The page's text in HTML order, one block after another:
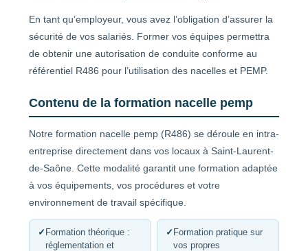
En tant qu’employeur, vous avez l’obligation d’assurer la
sécurité de vos salariés. Former vos équipes permettra
de obtenir une autorisation de conduite conforme au
référentiel R486 pour l’utilisation des nacelles et PEMP.
Contenu de la formation nacelle pemp
Notre formation nacelle pemp (R486) se déroule en intra-
entreprise directement dans vos locaux à Saint-Laurent-
de-Saône. Cette modalité garantit une formation adaptée
à vos équipements, vos procédures et votre
environnement de travail spécifique.
✓ Formation théorique :
réglementation et
✓ Formation pratique sur
vos propres